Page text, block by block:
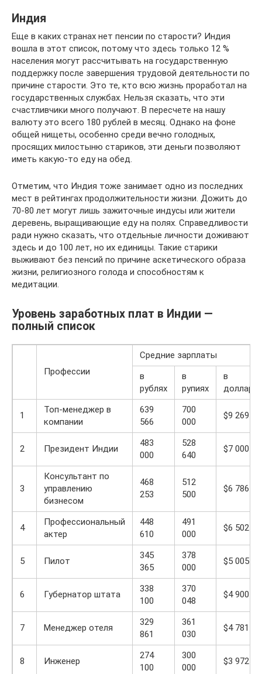
Индия
Еще в каких странах нет пенсии по старости? Индия
вошла в этот список, потому что здесь только 12 %
населения могут рассчитывать на государственную
поддержку после завершения трудовой деятельности по
причине старости. Это те, кто всю жизнь проработал на
государственных службах. Нельзя сказать, что эти
счастливчики много получают. В пересчете на нашу
валюту это всего 180 рублей в месяц. Однако на фоне
общей нищеты, особенно среди вечно голодных,
просящих милостыню стариков, эти деньги позволяют
иметь какую-то еду на обед.
Отметим, что Индия тоже занимает одно из последних
мест в рейтингах продолжительности жизни. Дожить до
70-80 лет могут лишь зажиточные индусы или жители
деревень, выращивающие еду на полях. Справедливости
ради нужно сказать, что отдельные личности доживают
здесь и до 100 лет, но их единицы. Такие старики
выживают без пенсий по причине аскетического образа
жизни, религиозного голода и способностям к
медитации.
Уровень заработных плат в Индии —
полный список
Профессии
Средние зарплаты
в
рублях
в
рупиях
в
долларах
1
Топ-менеджер в
компании
639
566
700
000
$9 269
2 Президент Индии
483
000
528
640
$7 000
3
Консультант по
управлению
бизнесом
468
253
512
500
$6 786
4
Профессиональный
актер
448
610
491
000
$6 502
5 Пилот
345
365
378
000
$5 005
6 Губернатор штата
338
100
370
048
$4 900
7 Менеджер отеля
329
861
361
030
$4 781
8 Инженер
274
100
300
000
$3 972